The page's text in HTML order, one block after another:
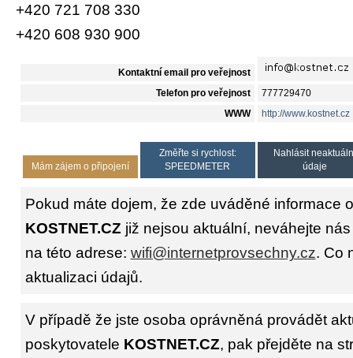
+420 721 708 330
+420 608 930 900
Kontaktní email pro veřejnost
Telefon pro veřejnost 777729470
WWW http://www.kostnet.cz
Mám zájem o připojení
Změřte si rychlost:
SPEEDMETER
Nahlásit
údaje
Pokud máte dojem, že zde uváděné informace
KOSTNET.CZ již nejsou aktuální, neváhejte
na této adrese: wifi@internetprovsechny.cz. Co
aktualizaci údajů.
V případě že jste osoba oprávněná provádět
poskytovatele KOSTNET.CZ, pak přejděte na